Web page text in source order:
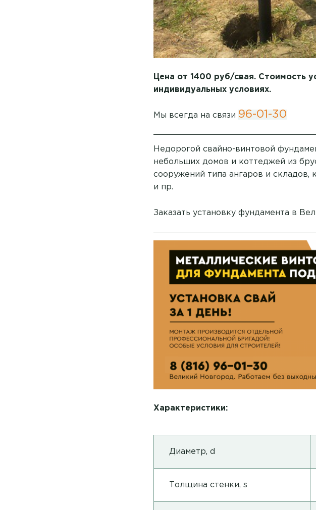
Цена от 1400 руб/свая. Стоимость
индивидуальных условиях.
Мы всегда на связи 96-01-30
Недорогой свайно-винтовой
небольших домов и коттеджей из
сооружений типа ангаров и складов,
и пр.
Заказать установку фундамента в
Характеристики:
Диаметр, d
Толщина стенки, s